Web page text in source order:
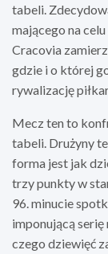
tabeli.
mającego na
Cracovia
gdzie i o której
rywalizację
Mecz ten to
tabeli. Drużyny
forma jest jak
trzy punkty w
96. minucie
imponującą
czego dziewięć